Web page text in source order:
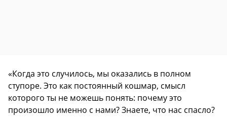
«Когда это случилось, мы оказались в полном
ступоре. Это как постоянный кошмар, смысл
которого ты не можешь понять: почему это
произошло именно с нами? Знаете, что нас спасло?